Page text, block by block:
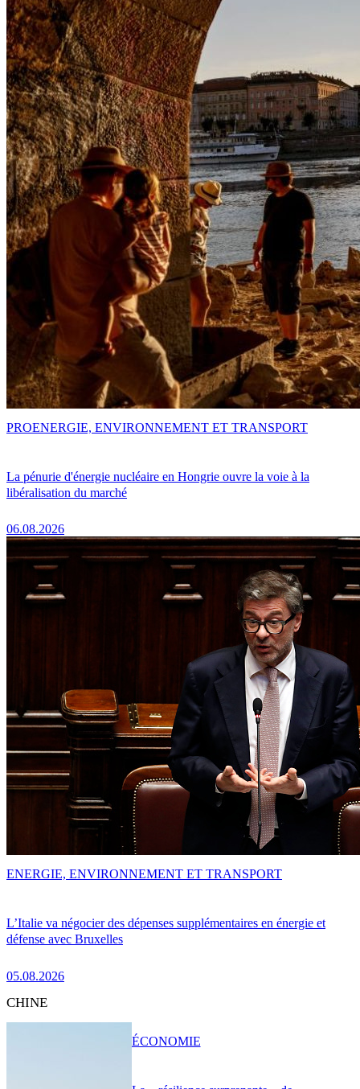
La pénurie d'énergie nucléaire en Hongrie ouvre la voie à la
libéralisation du marché
06.08.2026
PROENERGIE, ENVIRONNEMENT ET TRANSPORT
L’Italie va négocier des dépenses supplémentaires en énergie et
défense avec Bruxelles
05.08.2026
ENERGIE, ENVIRONNEMENT ET TRANSPORT
CHINE
ÉCONOMIE